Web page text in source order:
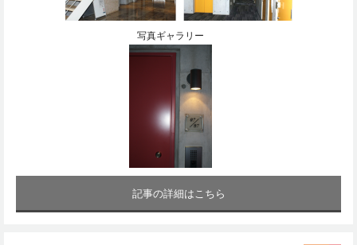
写真ギャラリー
記事の詳細はこちら